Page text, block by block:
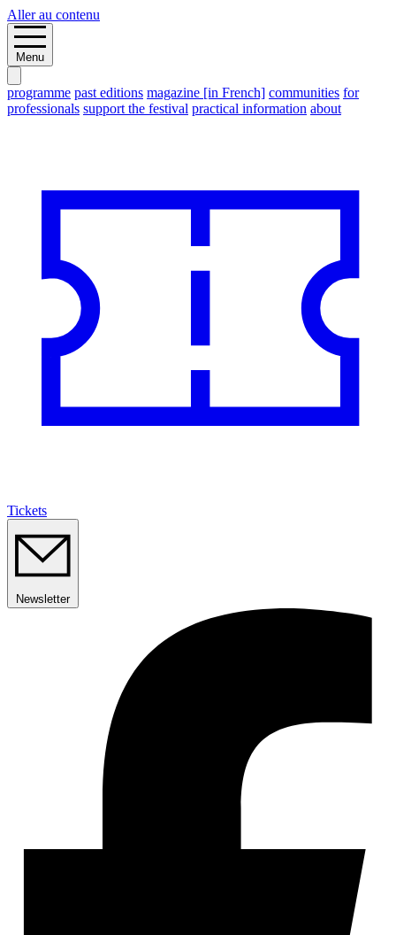
Aller au contenu
Menu
programme past editions magazine [in French] communities for
professionals support the festival practical information about
Tickets
Newsletter